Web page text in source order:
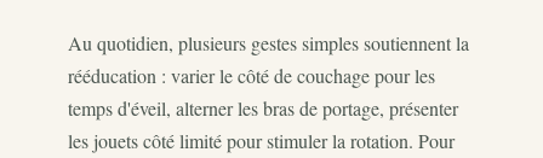
Au quotidien, plusieurs gestes simples soutiennent la
rééducation : varier le côté de couchage pour les
temps d'éveil, alterner les bras de portage, présenter
les jouets côté limité pour stimuler la rotation. Pour